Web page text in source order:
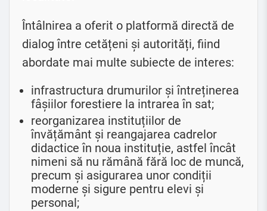
Întâlnirea a oferit o platformă directă de
dialog între cetățeni și autorități, fiind
abordate mai multe subiecte de interes:
infrastructura drumurilor și întreținerea
fâșiilor forestiere la intrarea în sat;
reorganizarea instituțiilor de
învățământ și reangajarea cadrelor
didactice în noua instituție, astfel încât
nimeni să nu rămână fără loc de muncă,
precum și asigurarea unor condiții
moderne și sigure pentru elevi și
personal;